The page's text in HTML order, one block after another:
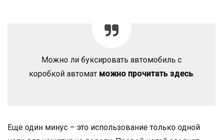
Можно ли буксировать автомобиль с
коробкой автомат можно прочитать здесь.
Еще один минус – это использование только одной